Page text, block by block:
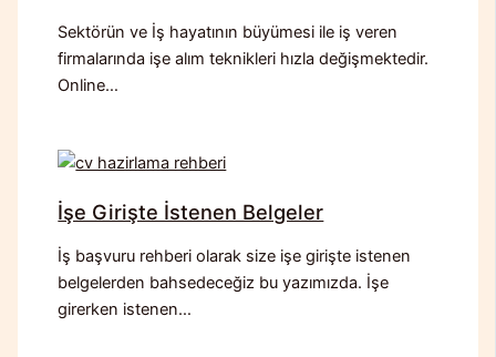
Sektörün ve İş hayatının büyümesi ile iş veren
firmalarında işe alım teknikleri hızla değişmektedir.
Online…
İşe Girişte İstenen Belgeler
İş başvuru rehberi olarak size işe girişte istenen
belgelerden bahsedeceğiz bu yazımızda. İşe
girerken istenen…